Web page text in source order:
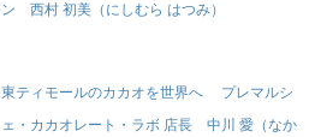
ン 西村 初美（にしむら はつみ）
東ティモールのカカオを世界へ プレマルシ
ェ・カカオレート・ラボ 店長 中川 愛（なか